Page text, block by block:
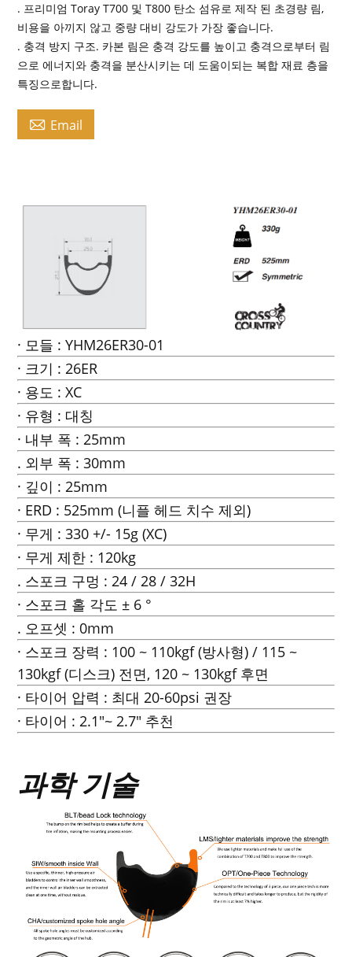
. 프리미엄 Toray T700 및 T800 탄소 섬유로 제작 된 초경량 림,
비용을 아끼지 않고 중량 대비 강도가 가장 좋습니다.
. 충격 방지 구조. 카본 림은 충격 강도를 높이고 충격으로부터 림
으로 에너지와 충격을 분산시키는 데 도움이되는 복합 재료 층을
특징으로합니다.
 Email
· 모들 : YHM26ER30-01
· 크기 : 26ER
· 용도 : XC
· 유형 : 대칭
· 내부 폭 : 25mm
. 외부 폭 : 30mm
· 깊이 : 25mm
· ERD : 525mm (니플 헤드 치수 제외)
· 무게 : 330 +/- 15g (XC)
· 무게 제한 : 120kg
. 스포크 구멍 : 24 / 28 / 32H
· 스포크 홀 각도 ± 6 °
. 오프셋 : 0mm
· 스포크 장력 : 100 ~ 110kgf (방사형) / 115 ~
130kgf (디스크) 전면, 120 ~ 130kgf 후면
· 타이어 압력 : 최대 20-60psi 권장
· 타이어 : 2.1"~ 2.7" 추천
과학 기술